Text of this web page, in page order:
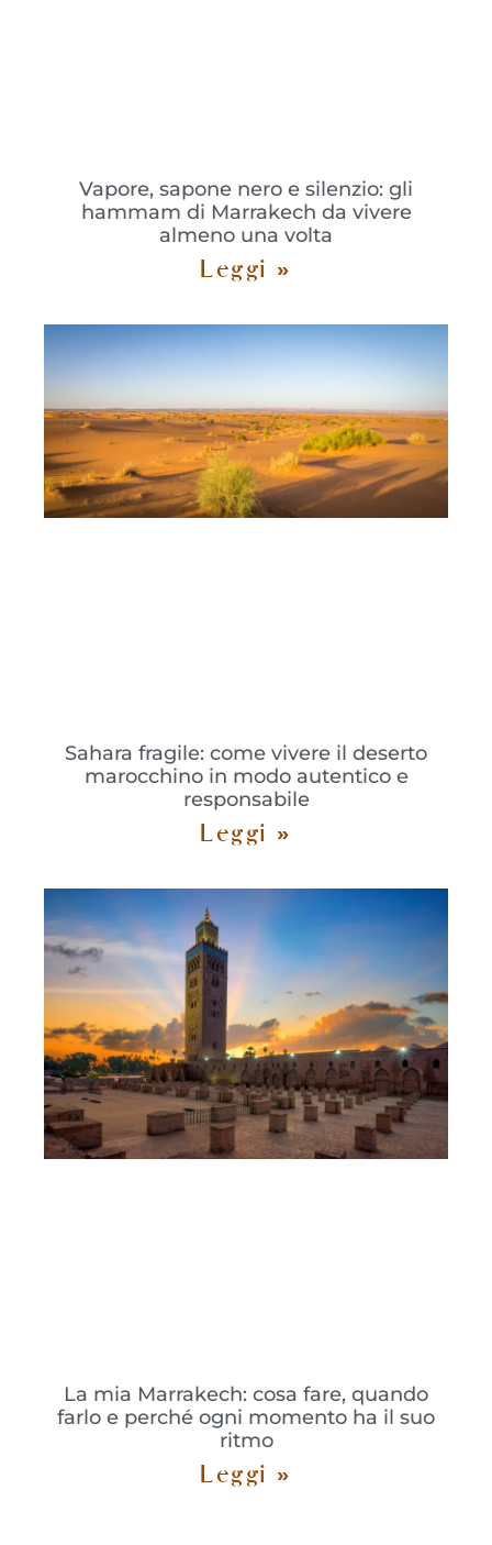
Vapore, sapone nero e silenzio: gli
hammam di Marrakech da vivere
almeno una volta
Leggi »
Sahara fragile: come vivere il deserto
marocchino in modo autentico e
responsabile
Leggi »
La mia Marrakech: cosa fare, quando
farlo e perché ogni momento ha il suo
ritmo
Leggi »